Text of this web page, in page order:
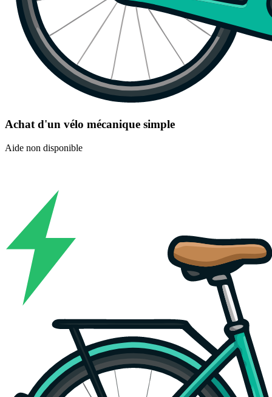
Achat d'un vélo mécanique simple
Aide non disponible